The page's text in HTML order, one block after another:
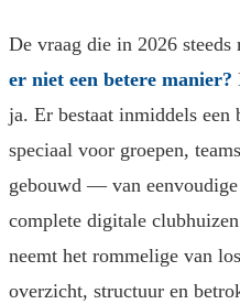
De vraag die in 2026 steeds
er niet een betere manier?
ja. Er bestaat inmiddels een
speciaal voor groepen,
gebouwd — van
complete digitale
neemt het rommelige van
overzicht, structuur en